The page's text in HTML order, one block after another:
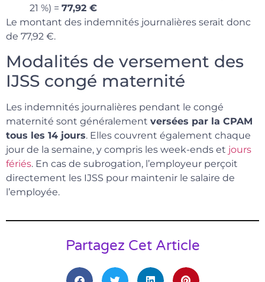
21 %) = 77,92 €
Le montant des indemnités journalières serait donc
de 77,92 €.
Modalités de versement des
IJSS congé maternité
Les indemnités journalières pendant le congé
maternité sont généralement versées par la CPAM
tous les 14 jours. Elles couvrent également chaque
jour de la semaine, y compris les week-ends et jours
fériés. En cas de subrogation, l’employeur perçoit
directement les IJSS pour maintenir le salaire de
l’employée.
Partagez Cet Article